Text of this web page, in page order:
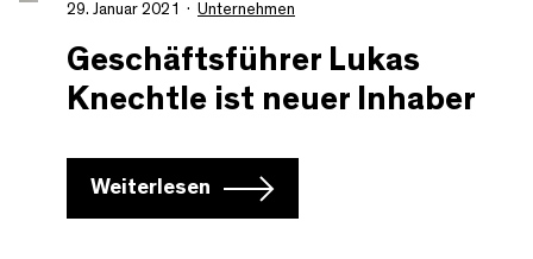
29. Januar 2021 Unternehmen
Geschäftsführer Lukas
Knechtle ist neuer Inhaber
Weiterlesen